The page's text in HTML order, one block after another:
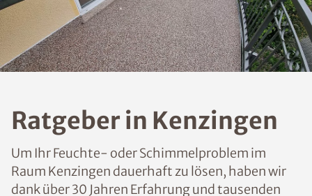
Ratgeber in Kenzingen
Um Ihr Feuchte- oder Schimmelproblem im
Raum Kenzingen dauerhaft zu lösen, haben wir
dank über 30 Jahren Erfahrung und tausenden